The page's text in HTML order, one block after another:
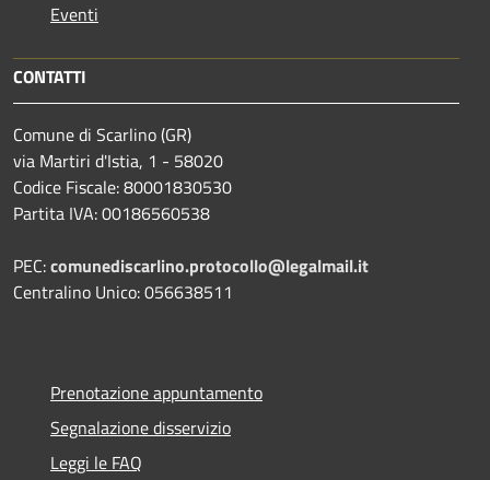
Eventi
CONTATTI
Comune di Scarlino (GR)
via Martiri d'Istia, 1 - 58020
Codice Fiscale: 80001830530
Partita IVA: 00186560538
PEC:comunediscarlino.protocollo@legalmail.it
Centralino Unico: 056638511
Prenotazione appuntamento
Segnalazione disservizio
Leggi le FAQ